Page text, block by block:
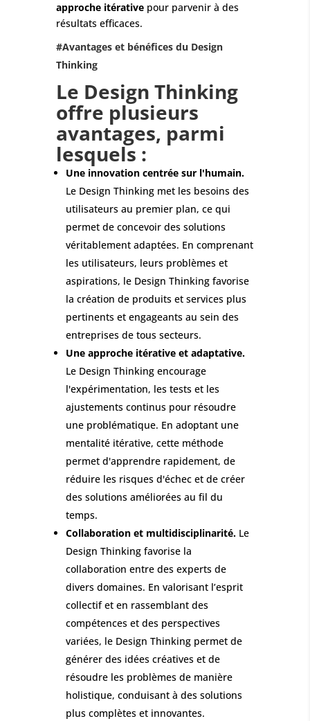
approche itérativepour parvenir à des
résultats efficaces.
#Avantages et bénéfices du Design
Thinking
Le Design Thinking
offre plusieurs
avantages, parmi
lesquels :
Une innovation centrée sur l'humain.
Le Design Thinking met les besoins des
utilisateurs au premier plan, ce qui
permet de concevoir des solutions
véritablement adaptées. En comprenant
les utilisateurs, leurs problèmes et
aspirations, le Design Thinking favorise
la création de produits et services plus
pertinents et engageants au sein des
entreprises de tous secteurs.
Une approche itérative et adaptative.
Le Design Thinking encourage
l'expérimentation, les tests et les
ajustements continus pour résoudre
une problématique. En adoptant une
mentalité itérative, cette méthode
permet d'apprendre rapidement, de
réduire les risques d'échec et de créer
des solutions améliorées au fil du
temps.
Collaboration et multidisciplinarité.Le
Design Thinking favorise la
collaboration entre des experts de
divers domaines. En valorisant l’esprit
collectif et en rassemblant des
compétences et des perspectives
variées, le Design Thinking permet de
générer des idées créatives et de
résoudre les problèmes de manière
holistique, conduisant à des solutions
plus complètes et innovantes.